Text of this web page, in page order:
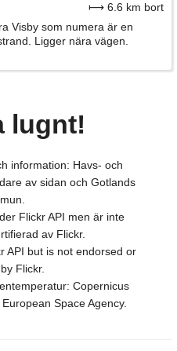
⟼ 6.6 km bort
Visby som numera är en
Ligger nära vägen.
lugnt!
information: Havs- och
av sidan och Gotlands
Flickr API men är inte
av Flickr.
API but is not endorsed or
Flickr.
Copernicus
Space Agency.